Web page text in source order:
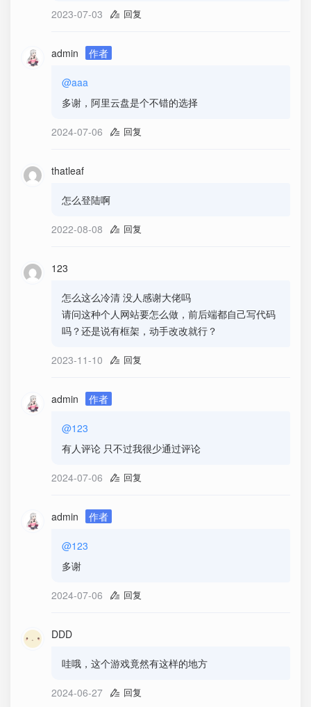
2023-07-03 回复
admin 作者
@aaa
多谢，阿里云盘是个不错的选择
2024-07-06 回复
thatleaf
怎么登陆啊
2022-08-08 回复
123
怎么这么冷清 没人感谢大佬吗
请问这种个人网站要怎么做，前后端都自己写代码
吗？还是说有框架，动手改改就行？
2023-11-10 回复
admin 作者
@123
有人评论 只不过我很少通过评论
2024-07-06 回复
admin 作者
@123
多谢
2024-07-06 回复
DDD
哇哦，这个游戏竟然有这样的地方
2024-06-27 回复